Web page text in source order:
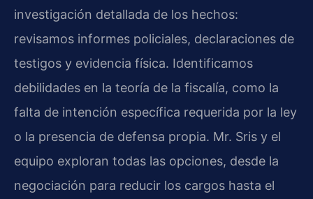
investigación detallada de los hechos:
revisamos informes policiales, declaraciones de
testigos y evidencia física. Identificamos
debilidades en la teoría de la fiscalía, como la
falta de intención específica requerida por la ley
o la presencia de defensa propia. Mr. Sris y el
equipo exploran todas las opciones, desde la
negociación para reducir los cargos hasta el